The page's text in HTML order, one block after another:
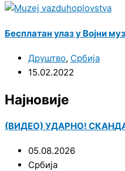
Бесплатан улаз у Војни
Друштво, Србија
15.02.2022
Најновије
(ВИДЕО) УДАРНО!
05.08.2026
Србија